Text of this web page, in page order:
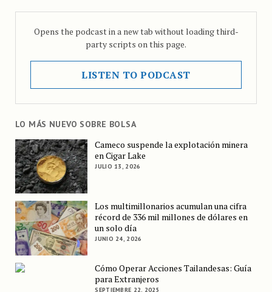
Opens the podcast in a new tab without loading third-
party scripts on this page.
LISTEN TO PODCAST
LO MÁS NUEVO SOBRE BOLSA
Cameco suspende la explotación minera
en Cigar Lake
JULIO 13, 2026
Los multimillonarios acumulan una cifra
récord de 336 mil millones de dólares en
un solo día
JUNIO 24, 2026
Cómo Operar Acciones Tailandesas: Guía
para Extranjeros
SEPTIEMBRE 22, 2025